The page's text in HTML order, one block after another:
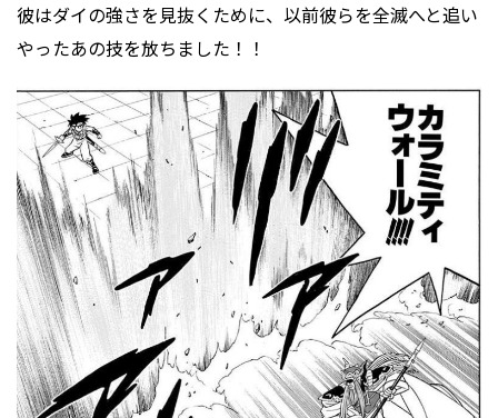
彼はダイの強さを見抜くために、以前彼らを全滅へと追い
やったあの技を放ちました！！